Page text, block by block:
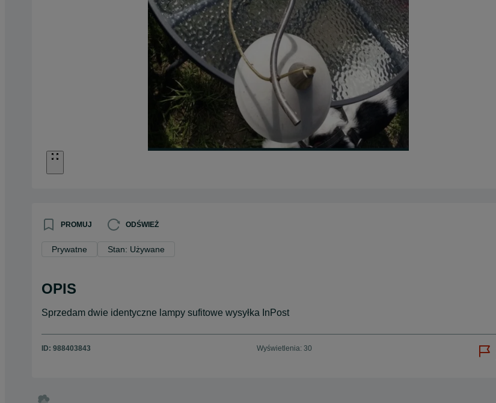
PROMUJ ODŚWIEŻ
Prywatne Stan: Używane
OPIS
Sprzedam dwie identyczne lampy sufitowe wysyłka InPost
ID: 988403843 Wyświetlenia: 30